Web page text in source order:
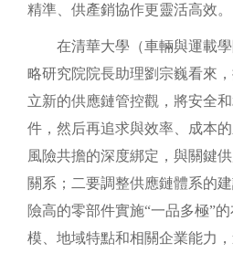
精準、供產銷協作更靈活高效。
在清華大學（車輛與運載
略研究院院長助理劉宗巍看來
立新的供應鏈管控觀，將安全
件，然后再追求與效率、成本
風險共擔的深度綁定，與關鍵
關系；二要調整供應鏈體系的
險高的零部件實施“一品多極”
模、地域特點和相關企業能力